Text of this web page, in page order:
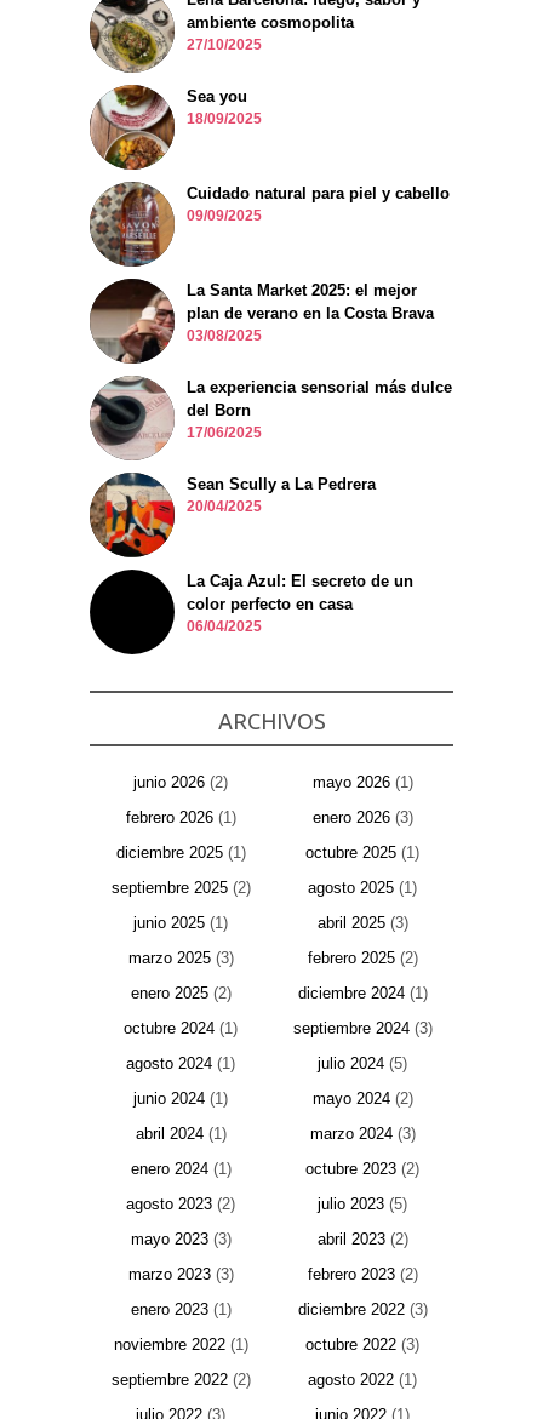
ambiente cosmopolita
27/10/2025
Sea you
18/09/2025
Cuidado natural para piel y cabello
09/09/2025
La Santa Market 2025: el mejor
plan de verano en la Costa Brava
03/08/2025
La experiencia sensorial más dulce
del Born
17/06/2025
Sean Scully a La Pedrera
20/04/2025
La Caja Azul: El secreto de un
color perfecto en casa
06/04/2025
ARCHIVOS
junio 2026 (2) mayo 2026(1)
febrero 2026(1) enero 2026(3)
diciembre 2025(1) octubre 2025 (1)
septiembre 2025(2) agosto 2025 (1)
junio 2025 (1) abril 2025(3)
marzo 2025(3) febrero 2025(2)
enero 2025(2) diciembre 2024(1)
octubre 2024 (1) septiembre 2024(3)
agosto 2024 (1) julio 2024 (5)
junio 2024 (1) mayo 2024(2)
abril 2024(1) marzo 2024(3)
enero 2024(1) octubre 2023 (2)
agosto 2023 (2) julio 2023 (5)
mayo 2023(3) abril 2023(2)
marzo 2023(3) febrero 2023(2)
enero 2023(1) diciembre 2022(3)
noviembre 2022(1) octubre 2022 (3)
septiembre 2022(2) agosto 2022 (1)
julio 2022 (3) junio 2022 (1)